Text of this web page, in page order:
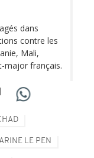
dans
contre les
Mali,
major français.
LE PEN